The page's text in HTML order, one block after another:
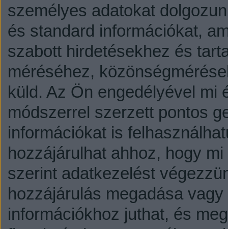
személyes adatokat
és standard információkat,
szabott hirdetésekhez és
méréséhez,
küld. Az Ön engedélyével mi
módszerrel szerzett pontos
információkat is
hozzájárulhat ahhoz, hogy
szerint adatkezelést
hozzájárulás megadása
információkhoz juthat, és